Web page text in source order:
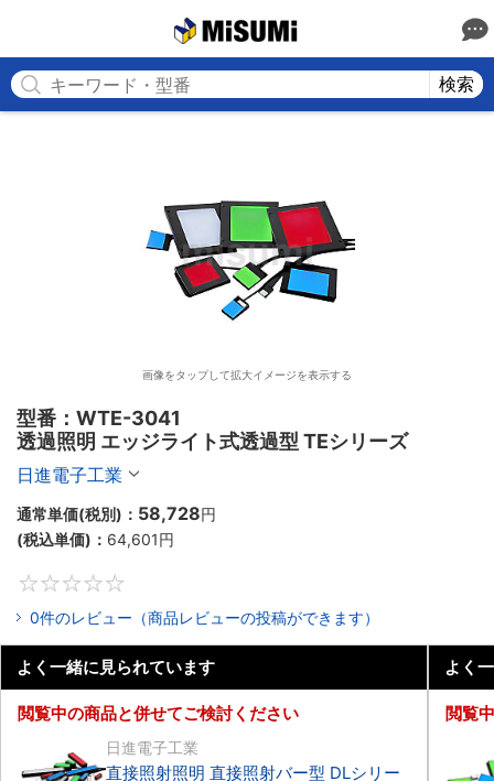
検索
画像をタップして拡大イメージを表示する
型番：WTE-3041
透過照明 エッジライト式透過型 TEシリーズ
日進電子工業
通常単価(税別)： 58,728円
(税込単価)： 64,601円
0件のレビュー（商品レビューの投稿ができます）
よく一緒に見られています
閲覧中の商品と併せてご検討ください
日進電子工業
直接照射照明 直接照射バー型 DLシリー
よく
閲覧